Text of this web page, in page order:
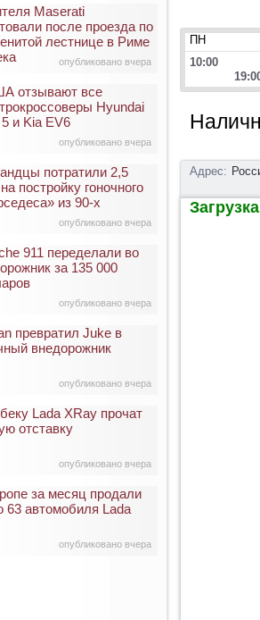
опубликовано вчера
Maserati
после проезда по
лестнице в Риме
опубликовано вчера
отзывают все
Hyundai
и Kia EV6
опубликовано вчера
потратили 2,5
постройку гоночного
из 90-х
опубликовано вчера
911 переделали во
за 135 000
опубликовано вчера
превратил Juke в
внедорожник
опубликовано вчера
Lada XRay прочат
отставку
опубликовано вчера
за месяц продали
63 автомобиля Lada
ПН
10:00
Адрес: